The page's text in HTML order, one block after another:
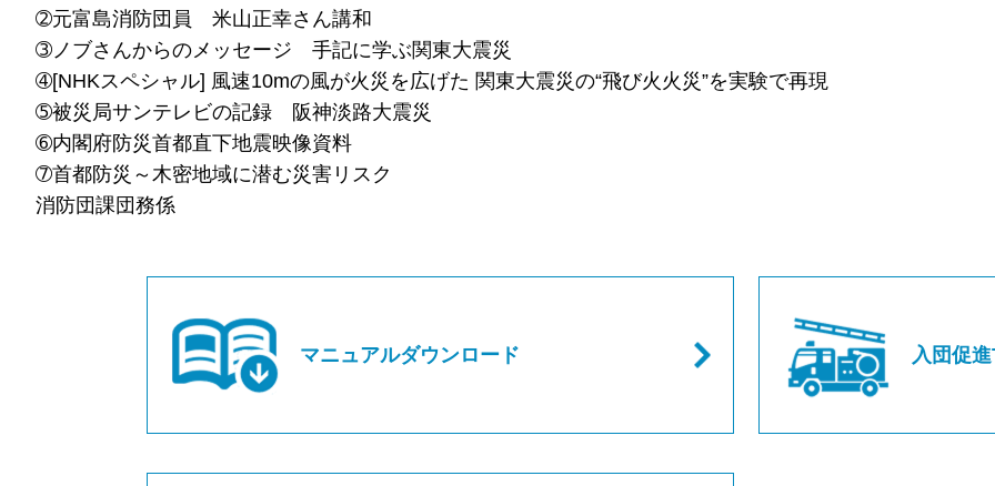
➁元富島消防団員 米山正幸さん講和
➂ノブさんからのメッセージ 手記に学ぶ関東大震災
➃[NHKスペシャル] 風速10mの風が火災を広げた 関東大震災の“飛び火火災”を実験で再現
➄被災局サンテレビの記録 阪神淡路大震災
➅内閣府防災首都直下地震映像資料
➆首都防災～木密地域に潜む災害リスク
消防団課団務係
マニュアルダウンロード 入団促